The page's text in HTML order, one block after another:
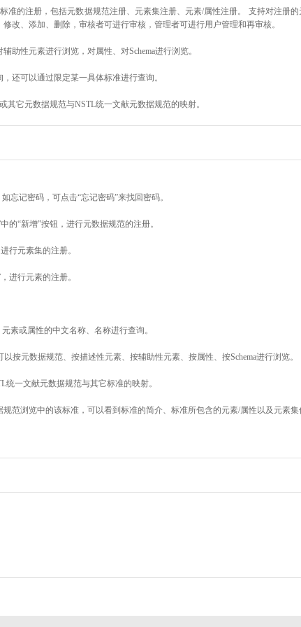
准的注册，包括元数据规范注册、元素集注册、元素/属性注册。 支持对注册
改、添加、删除，审核者可进行审核，管理者可进行用户管理和再审核。
助性元素进行浏览，对属性、对Schema进行浏览。
还可以通过限定某一具体标准进行查询。
它元数据规范与NSTL统一文献元数据规范的映射。
忘记密码，可点击“忘记密码”来找回密码。
的“新增”按钮，进行元数据规范的注册。
行元素集的注册。
进行元素的注册。
素或属性的中文名称、名称进行查询。
按元数据规范、按描述性元素、按辅助性元素、按属性、按Schema进行浏览。
一文献元数据规范与其它标准的映射。
范浏览中的该标准，可以看到标准的简介、标准所包含的元素/属性以及元素集